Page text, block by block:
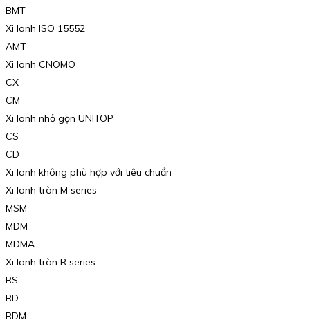
BMT
Xi lanh ISO 15552
AMT
Xi lanh CNOMO
CX
CM
Xi lanh nhỏ gọn UNITOP
CS
CD
Xi lanh không phù hợp với tiêu chuẩn
Xi lanh tròn M series
MSM
MDM
MDMA
Xi lanh tròn R series
RS
RD
RDM